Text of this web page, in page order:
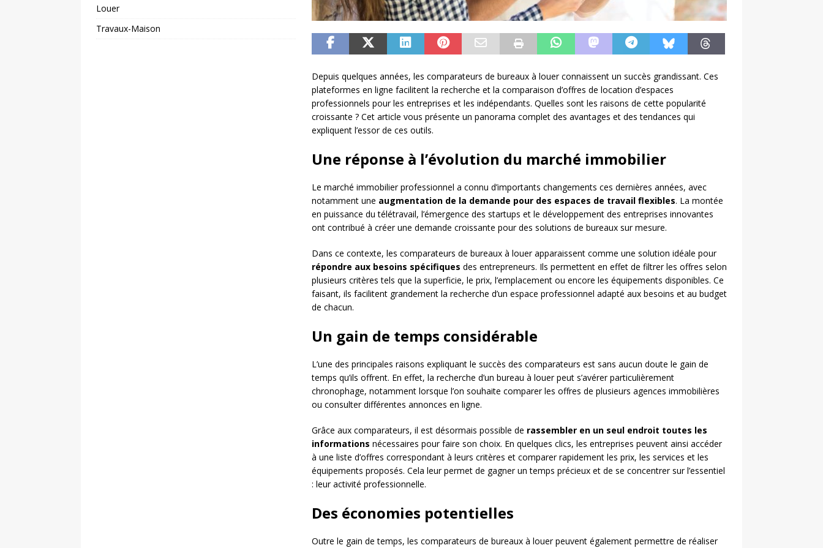
Depuis quelques années, les comparateurs de bureaux à louer connaissent un succès grandissant. Ces
plateformes en ligne facilitent la recherche et la comparaison d’offres de location d’espaces
professionnels pour les entreprises et les indépendants. Quelles sont les raisons de cette popularité
croissante ? Cet article vous présente un panorama complet des avantages et des tendances qui
expliquent l’essor de ces outils.
Une réponse à l’évolution du marché immobilier
Le marché immobilier professionnel a connu d’importants changements ces dernières années, avec
notamment une augmentation de la demande pour des espaces de travail flexibles. La montée
en puissance du télétravail, l’émergence des startups et le développement des entreprises innovantes
ont contribué à créer une demande croissante pour des solutions de bureaux sur mesure.
Dans ce contexte, les comparateurs de bureaux à louer apparaissent comme une solution idéale pour
répondre aux besoins spécifiques des entrepreneurs. Ils permettent en effet de filtrer les offres selon
plusieurs critères tels que la superficie, le prix, l’emplacement ou encore les équipements disponibles. Ce
faisant, ils facilitent grandement la recherche d’un espace professionnel adapté aux besoins et au budget
de chacun.
Un gain de temps considérable
L’une des principales raisons expliquant le succès des comparateurs est sans aucun doute le gain de
temps qu’ils offrent. En effet, la recherche d’un bureau à louer peut s’avérer particulièrement
chronophage, notamment lorsque l’on souhaite comparer les offres de plusieurs agences immobilières
ou consulter différentes annonces en ligne.
Grâce aux comparateurs, il est désormais possible de rassembler en un seul endroit toutes les
informations nécessaires pour faire son choix. En quelques clics, les entreprises peuvent ainsi accéder
à une liste d’offres correspondant à leurs critères et comparer rapidement les prix, les services et les
équipements proposés. Cela leur permet de gagner un temps précieux et de se concentrer sur l’essentiel
: leur activité professionnelle.
Des économies potentielles
Outre le gain de temps, les comparateurs de bureaux à louer peuvent également permettre de réaliser
Louer
Travaux-Maison